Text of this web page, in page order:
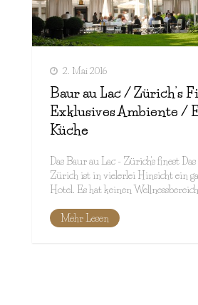
2. Mai 2016
Baur au Lac / Zürich’s
Exklusives Ambiente /
Küche
Das Baur au Lac - Zürich's finest
Zürich ist in vielerlei Hinsicht ein
Hotel. Es hat keinen
Mehr Lesen